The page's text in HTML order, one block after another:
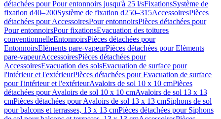
détachées pour Pour entonnoirs jusqu'à 25 l/sFixationsSystème de
fixation d40–200Système de fixation d250–315AccessoiresPièces
détachées pour AccessoiresPour entonnoirsPièces détachées pour
Pour entonnoirsPour fixationsEvacuation des toitures
conventionnelleEntonnoirsPièces détachées pour
EntonnoirsEléments pare-vapeurPièces détachées pour Eléments
pare-vapeurAccessoiresPièces détachées pour
AccessoiresEvacuation des solsEvacuation de surface pour
l'intérieur et l'extérieurPièces détachées pour Evacuation de surface
pour l'intérieur et l'extérieurAvaloirs de sol 10 x 10 cmPièces
détachées pour Avaloirs de sol 10 x 10 cmAvaloirs de sol 13 x 13
cmPièces détachées pour Avaloirs de sol 13 x 13 cmSiphons de sol
pour balcons et terrasses, 13 x 13 cmPièces détachées pour Siphons